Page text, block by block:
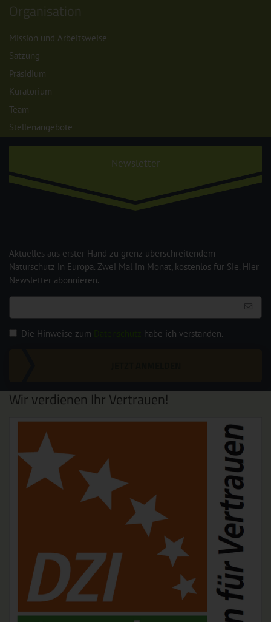
Organisation
Mission und Arbeitsweise
Satzung
Präsidium
Kuratorium
Team
Stellenangebote
Newsletter
Aktuelles aus erster Hand zu grenz-überschreitendem
Naturschutz in Europa. Zwei Mal im Monat, kostenlos für Sie. Hier
Newsletter abonnieren.
Die Hinweise zum habe ich verstanden.
Wir verdienen Ihr Vertrauen!